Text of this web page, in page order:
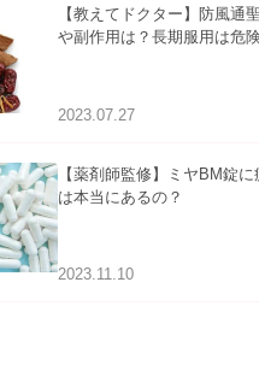
【教えてドクター】防風通
や副作用は？長期服用は危
2023.07.27
【薬剤師監修】ミヤBM錠
は本当にあるの？
2023.11.10